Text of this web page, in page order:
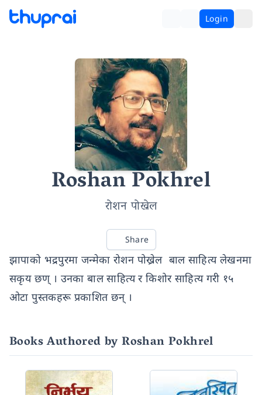
Login
Roshan Pokhrel
रोशन पोख्रेल
Share
झापाको भद्रपुरमा जन्मेका रोशन पोख्रेल बाल साहित्य लेखनमा
सकृय छण् । उनका बाल साहित्य र किशोर साहित्य गरी १५
ओटा पुस्तकहरू प्रकाशित छन् ।
Books Authored by Roshan Pokhrel